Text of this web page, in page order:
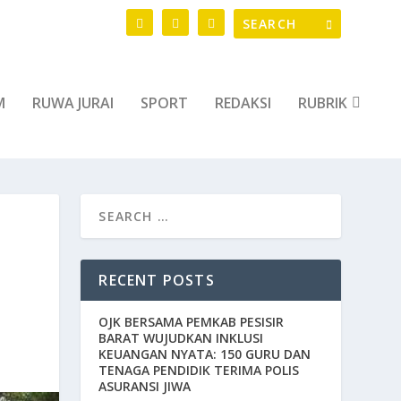
RUWA JURAI SPORT REDAKSI RUBRIK
RECENT POSTS
OJK BERSAMA PEMKAB PESISIR
BARAT WUJUDKAN INKLUSI
KEUANGAN NYATA: 150 GURU DAN
TENAGA PENDIDIK TERIMA POLIS
ASURANSI JIWA